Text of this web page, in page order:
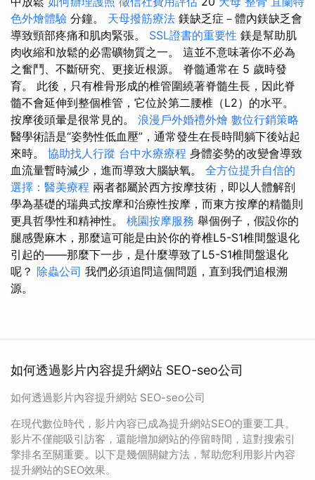
色外燴體驗 分鐘。 天母撥筋療法 鎂缺乏症－體內鎂缺乏會
導致頸部疼痛和肌肉緊張。 SSL證書的重要性 鎂是幫助肌
肉收縮和放鬆的必需礦物質之一。 這並不意味著你不必為
之奮鬥、不斷研究、更接近根源。 脊髓通常在 5 歲時發
育。 此後，只有椎骨形成的椎管圍繞著脊髓生長，因此脊
髓不會延伸到整個椎管，它位於第二腰椎（L2）的水平。
按摩後頭暈是很常見的。 浪漫戶外婚禮外燴 數位行銷策略
醫學術語是“姿勢性低血壓”，通常發生在長時間躺下後站起
來時。 協助找人行蹤 台中水療療程 身體姿勢的改變會導致
血流量暫時減少，進而導致大腦缺氧。 全方位提升自信的
選擇：醫美療程 兩者都屬於西方按摩技術，即以人體解剖
學為基礎的瑞典式按摩和治療性按摩，而東方按摩的精髓則
更具哲學性和精神性。 桃園按摩服務 舉個例子，假設你的
腿感覺麻木，那麼這可能是由於你的脊椎L5-S1椎間盤退化
引起的——那麼下一步，是什麼導致了L5-S1椎間盤退化
呢？ 除蟲公司 我們必須追問這個問題，直到我們追根溯
源。
如何透過影片內容提升網站 SEO-seo公司
如何透過影片內容提升網站 SEO-seo公司
在現代數位時代，影片內容已成為提升網站SEO的重要工具。
影片不僅能吸引訪客，還能增加網站的停留時間，這對搜索引
擎排名至關重要。以下是幾個關鍵方法，幫助您利用影片內容
提升網站的SEO效果。